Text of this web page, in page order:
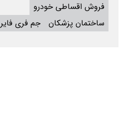
فروش اقساطی خودرو
ساختمان پزشکان
جم فری فایر